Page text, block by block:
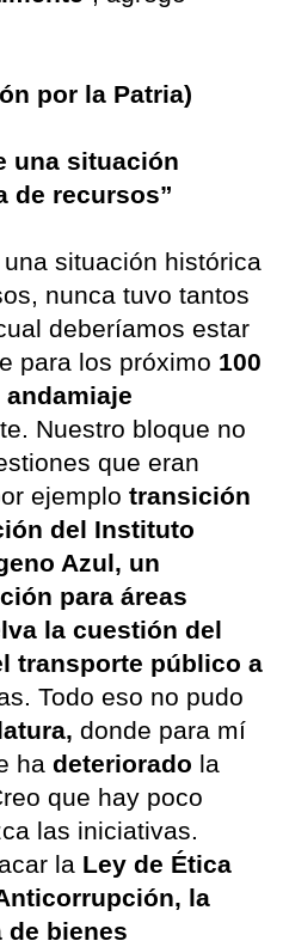
por la Patria)
una situación
de recursos”
situación histórica
nunca tuvo tantos
deberíamos estar
para los próximo 100
andamiaje
Nuestro bloque no
que eran
ejemplo transición
del Instituto
Azul, un
para áreas
la cuestión del
transporte público a
Todo eso no pudo
donde para mí
ha deteriorado la
que hay poco
las iniciativas.
la Ley de Ética
la
de bienes